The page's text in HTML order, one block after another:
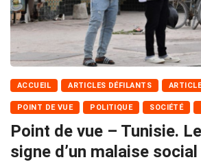
ACCUEIL ARTICLES DÉFILANTS
POINT DE VUE POLITIQUE SOCIÉTÉ
Point de vue – Tunisie.
signe d’un malaise social